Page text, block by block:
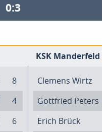
0:3
KSK Manderfeld II
8
4
6
Clemens Wirtz
Gottfried Peters
Erich Brück